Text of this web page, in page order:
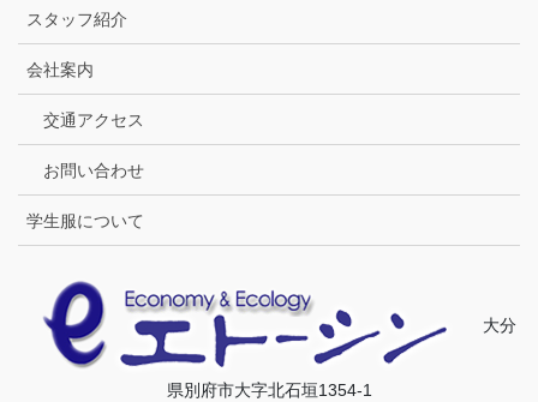
スタッフ紹介
会社案内
交通アクセス
お問い合わせ
学生服について
大分
県別府市大字北石垣1354-1